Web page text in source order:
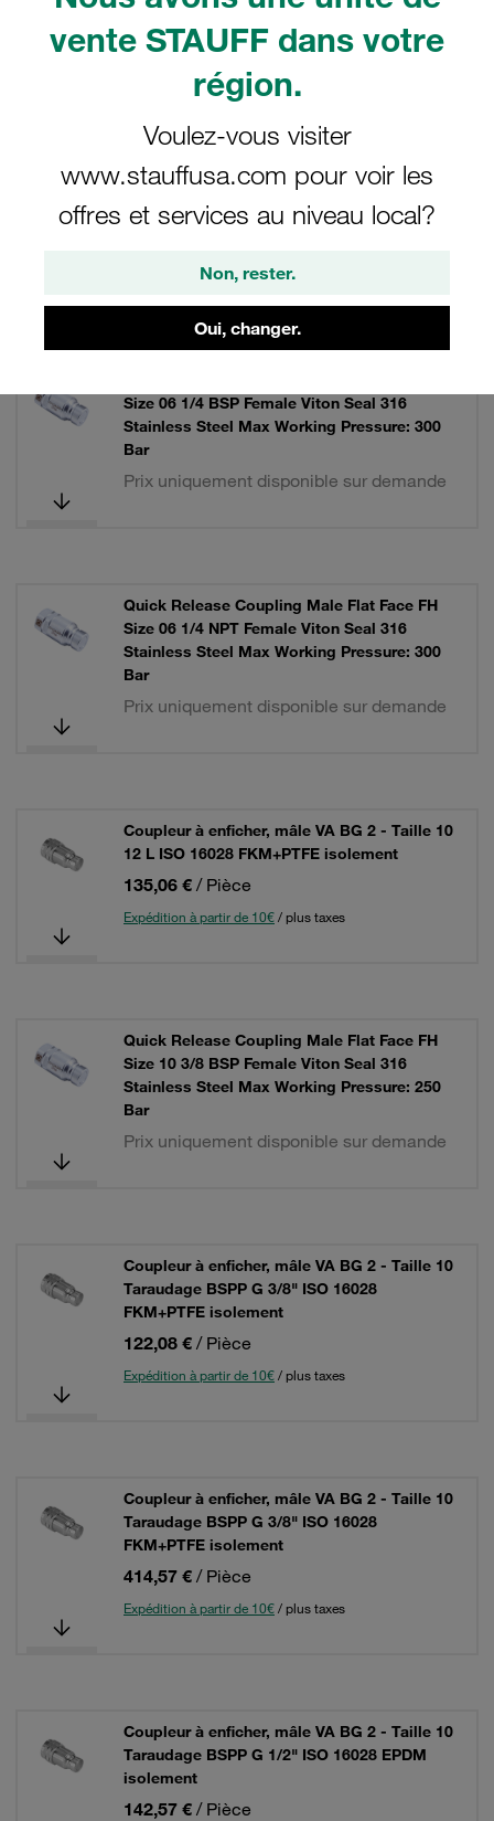
vente STAUFF dans votre
région.
Voulez-vous visiter
www.stauffusa.com pour voir les
offres et services au niveau local?
Non, rester.
Oui, changer.
40 Résultats
Grille
148,53 € / Pièce
Size 06 1/4 BSP Female Viton Seal 316
Stainless Steel Max Working Pressure: 300
Bar
Prix uniquement disponible sur demande
Quick Release Coupling Male Flat Face FH
Size 06 1/4 NPT Female Viton Seal 316
Stainless Steel Max Working Pressure: 300
Bar
Prix uniquement disponible sur demande
Coupleur à enficher, mâle VA BG 2 - Taille 10
12 L ISO 16028 FKM+PTFE isolement
135,06 € / Pièce
Expédition à partir de 10€/ plus taxes
Quick Release Coupling Male Flat Face FH
Size 10 3/8 BSP Female Viton Seal 316
Stainless Steel Max Working Pressure: 250
Bar
Prix uniquement disponible sur demande
Coupleur à enficher, mâle VA BG 2 - Taille 10
Taraudage BSPP G 3/8" ISO 16028
FKM+PTFE isolement
122,08 € / Pièce
Expédition à partir de 10€/ plus taxes
Coupleur à enficher, mâle VA BG 2 - Taille 10
Taraudage BSPP G 3/8" ISO 16028
FKM+PTFE isolement
414,57 € / Pièce
Expédition à partir de 10€/ plus taxes
Coupleur à enficher, mâle VA BG 2 - Taille 10
Taraudage BSPP G 1/2" ISO 16028 EPDM
isolement
142,57 € / Pièce